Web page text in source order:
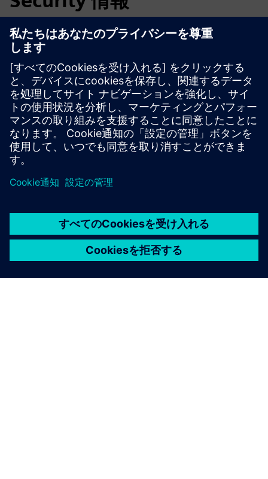
プラント、システム、機械、ネットワークをサイバー脅威
から守るためには、総合的で最先端の産業セキュリティコ
ーメンスの製品とソリューションは、このようなコンセプ
トの1つの要素にすぎません。産業セキュリティの詳細に
ついては、をご覧ください。
詳細はこちら